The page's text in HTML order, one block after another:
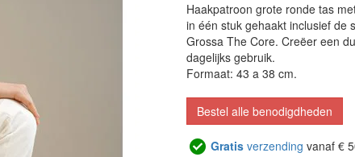
Haakpatroon grote ronde tas
in één stuk gehaakt inclusief de
Grossa The Core. Creëer een
dagelijks gebruik.
Formaat: 43 a 38 cm.
Bestel alle benodigdheden
Gratis verzending vanaf €